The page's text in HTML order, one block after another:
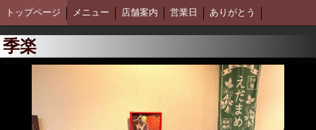
トップページ メニュー 店舗案内 営業日 ありがとう
季楽